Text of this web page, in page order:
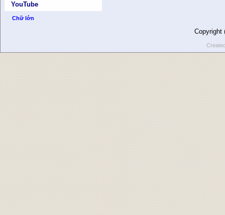
YouTube
Chữ lớn
Copyright